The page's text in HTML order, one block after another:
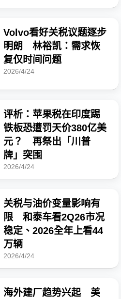
Volvo看好关税议题逐步
明朗 林裕凯：需求恢
复仅时间问题
2026/4/24
评析：苹果税在印度踢
铁板恐遭罚天价380亿美
元？ 再祭出「川普
牌」突围
2026/4/24
关税与油价变量影响有
限 和泰车看2Q26市况
稳定、2026全年上看44
万辆
2026/4/24
海外建厂趋势兴起 美